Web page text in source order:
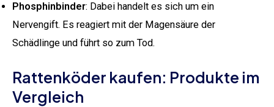
Phosphinbinder: Dabei handelt es sich um ein
Nervengift. Es reagiert mit der Magensäure der
Schädlinge und führt so zum Tod.
Rattenköder kaufen: Produkte im
Vergleich